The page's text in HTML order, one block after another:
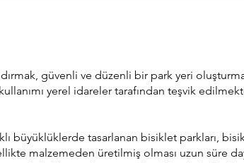
güvenli ve düzenli bir park yeri
yerel idareler tarafından teşvik
tasarlanan bisiklet parkları,
malzemeden üretilmiş olması uzun süre